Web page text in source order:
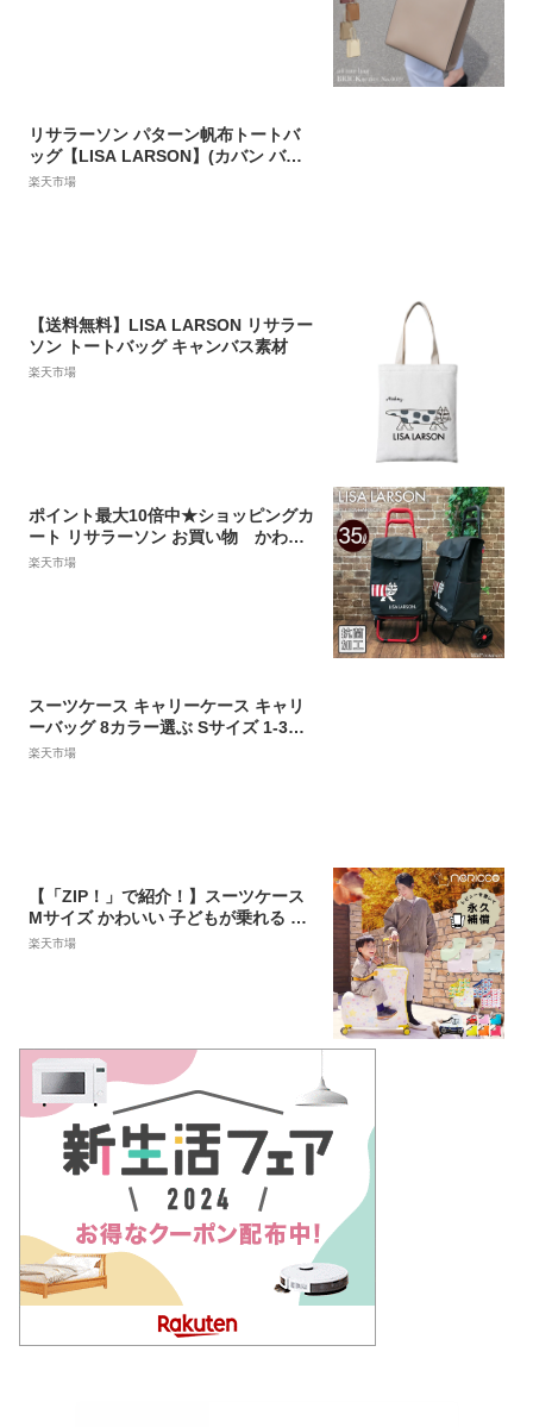
リサラーソン パターン帆布トートバ
ッグ【LISA LARSON】(カバン バッ
グ 肩掛け 縦長 アニマル)グッズ 北欧
楽天市場
【送料無料】LISA LARSON リサラー
ソン トートバッグ キャンバス素材
楽天市場
ポイント最大10倍中★ショッピングカ
ート リサラーソン お買い物 かわい
い ショッピングキャリー レディース
楽天市場
スーツケース キャリーケース キャリ
ーバッグ 8カラー選ぶ Sサイズ 1-3日
用 泊まる 軽量設計 大容量 トランク
楽天市場
【「ZIP！」で紹介！】スーツケース
Mサイズ かわいい 子どもが乗れる キ
ッズキャリー 乗れるキャリー キャリ
楽天市場